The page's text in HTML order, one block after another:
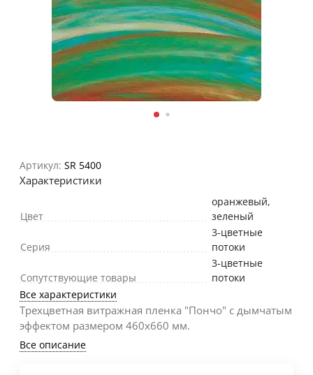
Артикул: SR 5400
Характеристики
Цвет
оранжевый,
зеленый
Серия
3-цветные
потоки
Сопутствующие товары
3-цветные
потоки
Все характеристики
Трехцветная витражная пленка "Пончо" с дымчатым
эффектом размером 460х660 мм.
Все описание